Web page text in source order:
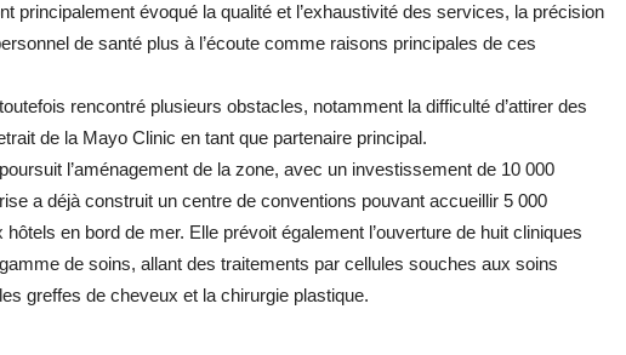
principalement évoqué la qualité et l’exhaustivité des services, la précision
de santé plus à l’écoute comme raisons principales de ces
rencontré plusieurs obstacles, notamment la difficulté d’attirer des
de la Mayo Clinic en tant que partenaire principal.
l’aménagement de la zone, avec un investissement de 10 000
a déjà construit un centre de conventions pouvant accueillir 5 000
en bord de mer. Elle prévoit également l’ouverture de huit cliniques
de soins, allant des traitements par cellules souches aux soins
greffes de cheveux et la chirurgie plastique.